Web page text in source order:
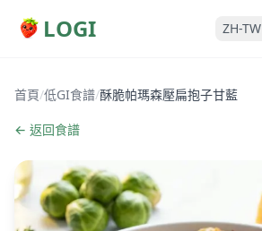
LOGI ZH-TW
首頁/低GI食譜/酥脆帕瑪森壓扁抱子甘藍
← 返回食譜